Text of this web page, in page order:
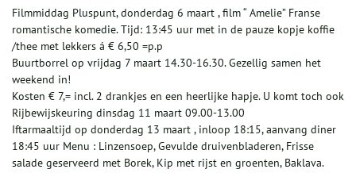
Filmmiddag Pluspunt, donderdag 6 maart , film “ Amelie” Franse
romantische komedie. Tijd: 13:45 uur met in de pauze kopje koffie
/thee met lekkers á € 6,50 =p.p
Buurtborrel op vrijdag 7 maart 14.30-16.30. Gezellig samen het
weekend in!
Kosten € 7,= incl. 2 drankjes en een heerlijke hapje. U komt toch ook
Rijbewijskeuring dinsdag 11 maart 09.00-13.00
Iftarmaaltijd op donderdag 13 maart , inloop 18:15, aanvang diner
18:45 uur Menu : Linzensoep, Gevulde druivenbladeren, Frisse
salade geserveerd met Borek, Kip met rijst en groenten, Baklava.